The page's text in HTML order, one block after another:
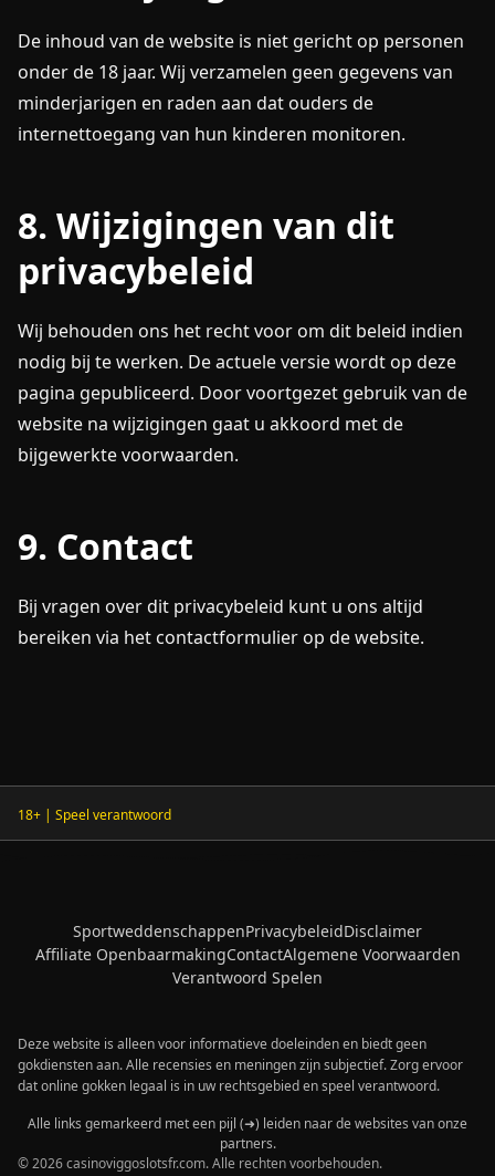
De inhoud van de website is niet gericht op personen
onder de 18 jaar. Wij verzamelen geen gegevens van
minderjarigen en raden aan dat ouders de
internettoegang van hun kinderen monitoren.
8. Wijzigingen van dit
privacybeleid
Wij behouden ons het recht voor om dit beleid indien
nodig bij te werken. De actuele versie wordt op deze
pagina gepubliceerd. Door voortgezet gebruik van de
website na wijzigingen gaat u akkoord met de
bijgewerkte voorwaarden.
9. Contact
Bij vragen over dit privacybeleid kunt u ons altijd
bereiken via het contactformulier op de website.
18+ | Speel verantwoord
SportweddenschappenPrivacybeleidDisclaimer
Affiliate OpenbaarmakingContactAlgemene Voorwaarden
Verantwoord Spelen
Deze website is alleen voor informatieve doeleinden en biedt geen
gokdiensten aan. Alle recensies en meningen zijn subjectief. Zorg ervoor
dat online gokken legaal is in uw rechtsgebied en speel verantwoord.
Alle links gemarkeerd met een pijl (➜) leiden naar de websites van onze
partners.
© 2026 casinoviggoslotsfr.com. Alle rechten voorbehouden.